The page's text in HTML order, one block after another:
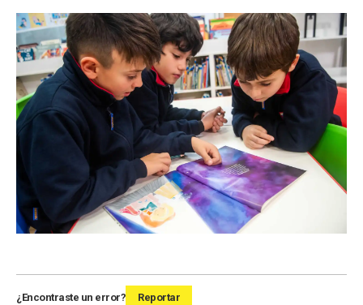
¿Encontraste un error? Reportar